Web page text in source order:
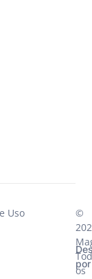
Uso
©
os
por